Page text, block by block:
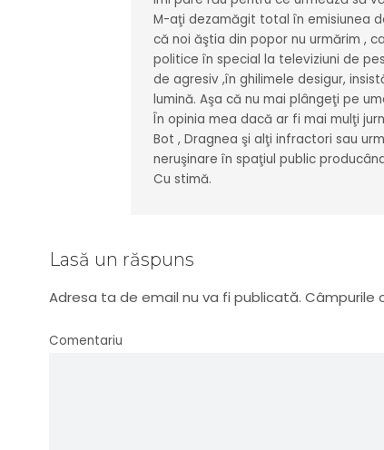
M-aţi dezamăgit total în emisiunea
că noi ăştia din popor nu urmărim ,
politice în special la televiziuni de
de agresiv ,în ghilimele desigur,
lumină. Aşa că nu mai plângeţi pe
În opinia mea dacă ar fi mai mulţi
Bot , Dragnea şi alţi infractori sau
neruşinare în spaţiul public
Cu stimă.
Lasă un răspuns
Adresa ta de email nu va fi publicată. Câmpurile
Comentariu